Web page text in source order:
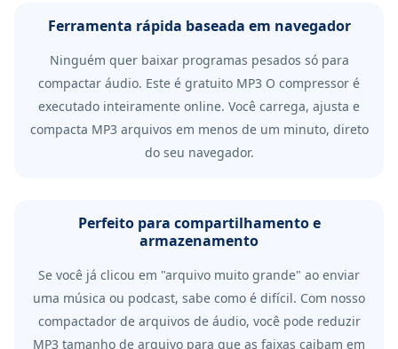
Ferramenta rápida baseada em navegador
Ninguém quer baixar programas pesados ​​só para
compactar áudio. Este é gratuito MP3 O compressor é
executado inteiramente online. Você carrega, ajusta e
compacta MP3 arquivos em menos de um minuto, direto
do seu navegador.
Perfeito para compartilhamento e
armazenamento
Se você já clicou em "arquivo muito grande" ao enviar
uma música ou podcast, sabe como é difícil. Com nosso
compactador de arquivos de áudio, você pode reduzir
MP3 tamanho de arquivo para que as faixas caibam em